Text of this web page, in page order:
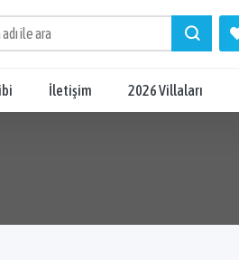
İletişim 2026 Villaları